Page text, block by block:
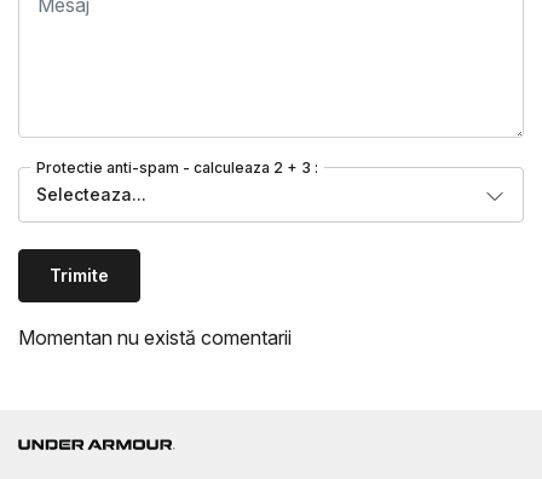
Protectie anti-spam - calculeaza 2 + 3 :
Selecteaza...
Trimite
Momentan nu există comentarii